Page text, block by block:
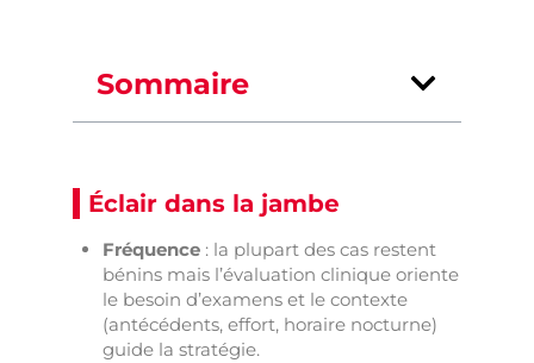
Sommaire
Éclair dans la jambe
Fréquence : la plupart des cas restent
bénins mais l’évaluation clinique oriente
le besoin d’examens et le contexte
(antécédents, effort, horaire nocturne)
guide la stratégie.